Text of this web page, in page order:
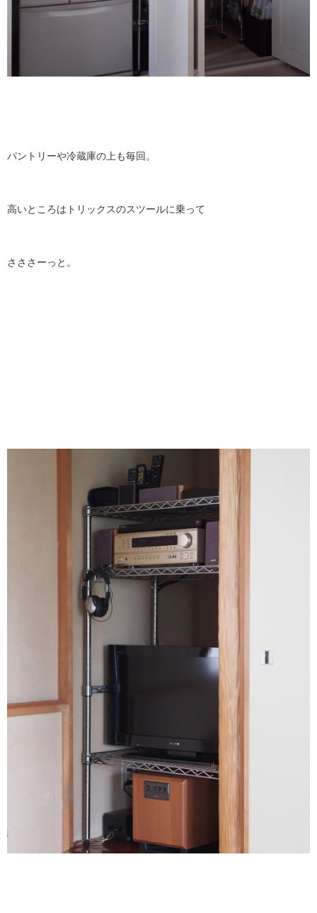
パントリーや冷蔵庫の上も毎回。
高いところはトリックスのスツールに乗って
さささーっと。